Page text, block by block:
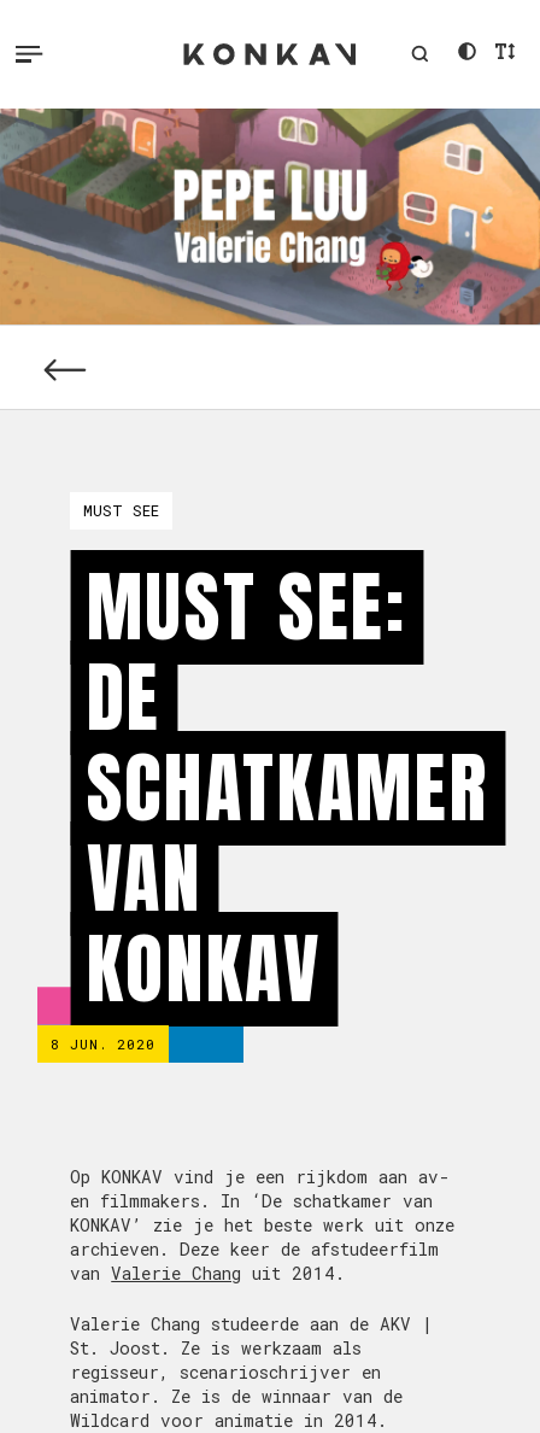
MUST SEE
MUST SEE:
DE
SCHATKAMER
VAN
KONKAV
8 JUN. 2020
Op KONKAV vind je een rijkdom aan av-
en filmmakers. In ‘De schatkamer van
KONKAV’ zie je het beste werk uit onze
archieven. Deze keer de afstudeerfilm
vanValerie Chang uit 2014.
Valerie Chang studeerde aan de AKV |
St. Joost. Ze is werkzaam als
regisseur, scenarioschrijver en
animator. Ze is de winnaar van de
Wildcard voor animatie in 2014.